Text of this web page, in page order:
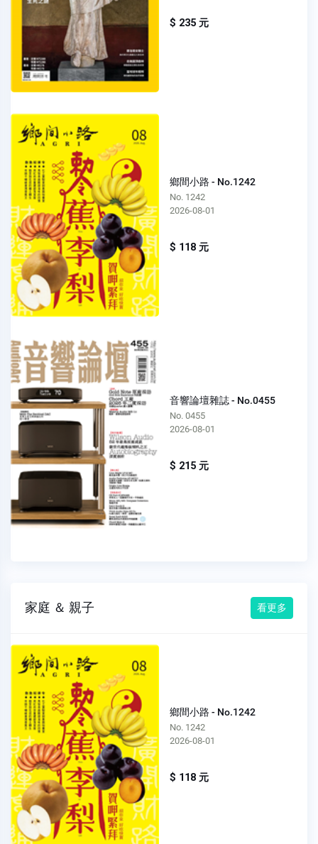
$ 235 元
鄉間小路 - No.1242
No. 1242
2026-08-01
$ 118 元
音響論壇雜誌 - No.0455
No. 0455
2026-08-01
$ 215 元
家庭 ＆ 親子 看更多
鄉間小路 - No.1242
No. 1242
2026-08-01
$ 118 元